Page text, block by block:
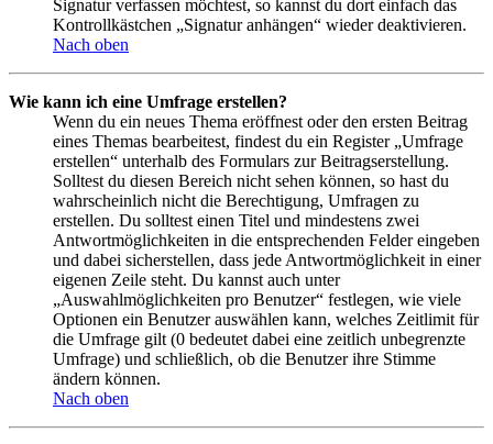
Signatur verfassen möchtest, so kannst du dort einfach das
Kontrollkästchen „Signatur anhängen“ wieder deaktivieren.
Nach oben
Wie kann ich eine Umfrage erstellen?
Wenn du ein neues Thema eröffnest oder den ersten Beitrag
eines Themas bearbeitest, findest du ein Register „Umfrage
erstellen“ unterhalb des Formulars zur Beitragserstellung.
Solltest du diesen Bereich nicht sehen können, so hast du
wahrscheinlich nicht die Berechtigung, Umfragen zu
erstellen. Du solltest einen Titel und mindestens zwei
Antwortmöglichkeiten in die entsprechenden Felder eingeben
und dabei sicherstellen, dass jede Antwortmöglichkeit in einer
eigenen Zeile steht. Du kannst auch unter
„Auswahlmöglichkeiten pro Benutzer“ festlegen, wie viele
Optionen ein Benutzer auswählen kann, welches Zeitlimit für
die Umfrage gilt (0 bedeutet dabei eine zeitlich unbegrenzte
Umfrage) und schließlich, ob die Benutzer ihre Stimme
ändern können.
Nach oben